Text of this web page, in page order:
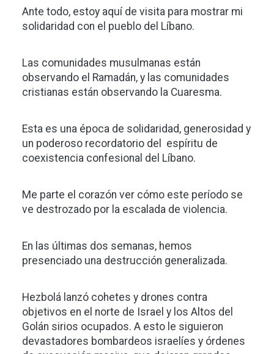
Ante todo, estoy aquí de visita para mostrar mi
solidaridad con el pueblo del Líbano.
Las comunidades musulmanas están
observando el Ramadán, y las comunidades
cristianas están observando la Cuaresma.
Esta es una época de solidaridad, generosidad y
un poderoso recordatorio del espíritu de
coexistencia confesional del Líbano.
Me parte el corazón ver cómo este período se
ve destrozado por la escalada de violencia.
En las últimas dos semanas, hemos
presenciado una destrucción generalizada.
Hezbolá lanzó cohetes y drones contra
objetivos en el norte de Israel y los Altos del
Golán sirios ocupados. A esto le siguieron
devastadores bombardeos israelíes y órdenes